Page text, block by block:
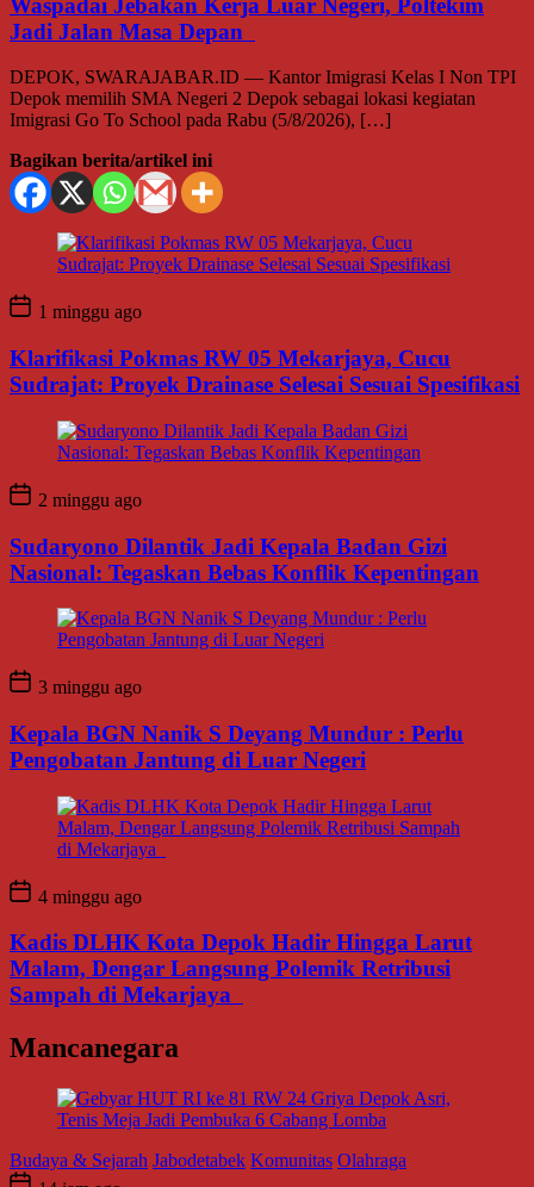
Jadi Jalan Masa Depan
DEPOK, SWARAJABAR.ID — Kantor Imigrasi Kelas I Non TPI
Depok memilih SMA Negeri 2 Depok sebagai lokasi kegiatan
Imigrasi Go To School pada Rabu (5/8/2026), […]
Bagikan berita/artikel ini
1 minggu ago
Klarifikasi Pokmas RW 05 Mekarjaya, Cucu
Sudrajat: Proyek Drainase Selesai Sesuai Spesifikasi
2 minggu ago
Sudaryono Dilantik Jadi Kepala Badan Gizi
Nasional: Tegaskan Bebas Konflik Kepentingan
3 minggu ago
Kepala BGN Nanik S Deyang Mundur : Perlu
Pengobatan Jantung di Luar Negeri
4 minggu ago
Kadis DLHK Kota Depok Hadir Hingga Larut
Malam, Dengar Langsung Polemik Retribusi
Sampah di Mekarjaya
Mancanegara
Budaya & Sejarah Jabodetabek Komunitas Olahraga